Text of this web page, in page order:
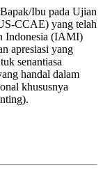
Ibu pada Ujian
CCAE) yang telah
Indonesia (IAMI)
apresiasi yang
senantiasa
handal dalam
khususnya